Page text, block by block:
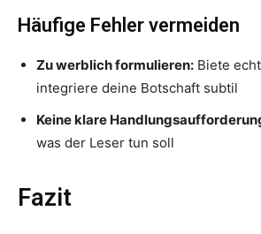
Häufige Fehler vermeiden
Zu werblich formulieren: Biete
integriere deine Botschaft subtil
Keine klare
was der Leser tun soll
Fazit